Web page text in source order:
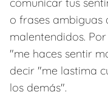
o frases ambiguas
malentendidos.
"me haces sentir
decir "me lastima
los demás".